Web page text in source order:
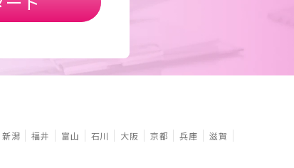
新潟 福井 富山 石川 大阪 京都 兵庫
滋賀